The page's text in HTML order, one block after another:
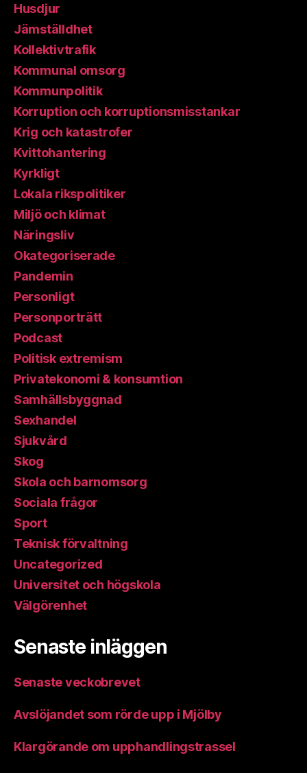
Husdjur
Jämställdhet
Kollektivtrafik
Kommunal omsorg
Kommunpolitik
Korruption och korruptionsmisstankar
Krig och katastrofer
Kvittohantering
Kyrkligt
Lokala rikspolitiker
Miljö och klimat
Näringsliv
Okategoriserade
Pandemin
Personligt
Personporträtt
Podcast
Politisk extremism
Privatekonomi & konsumtion
Samhällsbyggnad
Sexhandel
Sjukvård
Skog
Skola och barnomsorg
Sociala frågor
Sport
Teknisk förvaltning
Uncategorized
Universitet och högskola
Välgörenhet
Senaste inläggen
Senaste veckobrevet
Avslöjandet som rörde upp i Mjölby
Klargörande om upphandlingstrassel